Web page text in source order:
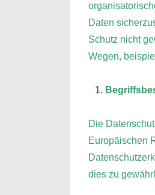
Daten
Schutz nicht
Wegen,
Die
Europäischen
dies zu